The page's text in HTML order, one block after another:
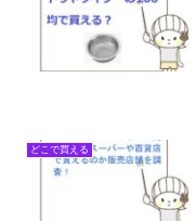
どこで買える